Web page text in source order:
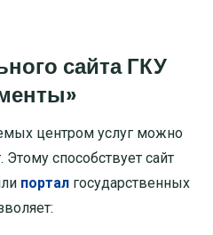
сайта ГКУ
центром услуг можно
способствует сайт
портал государственных